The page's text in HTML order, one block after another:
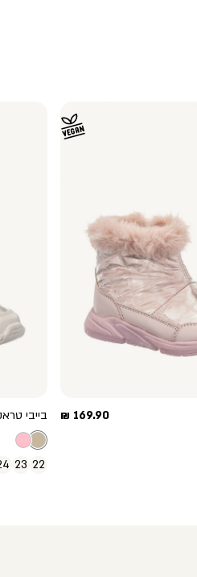
מחיר
169.90 ₪ בייבי
22
23